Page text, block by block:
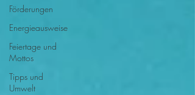
Förderungen
Energieausweise
Feiertage und
Mottos
Tipps und
Umwelt